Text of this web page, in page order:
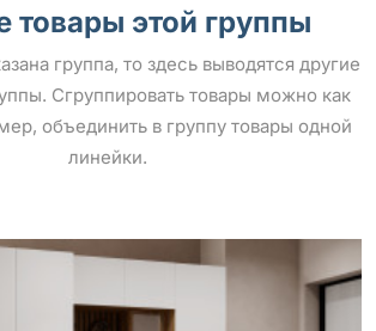
товары этой группы
группа, то здесь выводятся другие
Сгруппировать товары можно как
объединить в группу товары одной
линейки.